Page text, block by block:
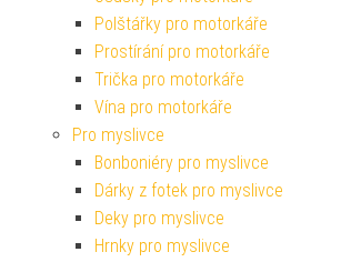
Polštářky pro motorkáře
Prostírání pro motorkáře
Trička pro motorkáře
Vína pro motorkáře
Pro myslivce
Bonboniéry pro myslivce
Dárky z fotek pro myslivce
Deky pro myslivce
Hrnky pro myslivce